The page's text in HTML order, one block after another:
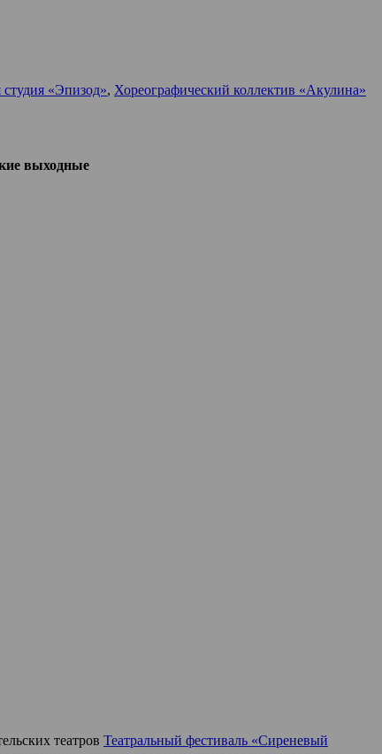
студия «Эпизод», Хореографический коллектив «Акулина»
выходные
театров Театральный фестиваль «Сиреневый